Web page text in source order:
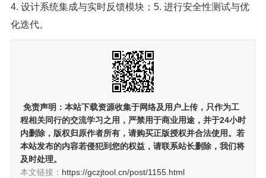
4. 设计系统集成与实时反馈模块；5. 进行安全性测试与优
化迭代。
免责声明： 本站下载资源收集于网络及用户上传， 只作为工
程相关同行的交流学习之用 ，严禁用于商业用途，并于24小时
内删除，版权归原作者所有，请购买正版授权并合法使用。若
本站发布的内容若侵犯到您的权益，请联系站长删除，我们将
及时处理。
本文链接： https://gczjtool.cn/post/1155.html